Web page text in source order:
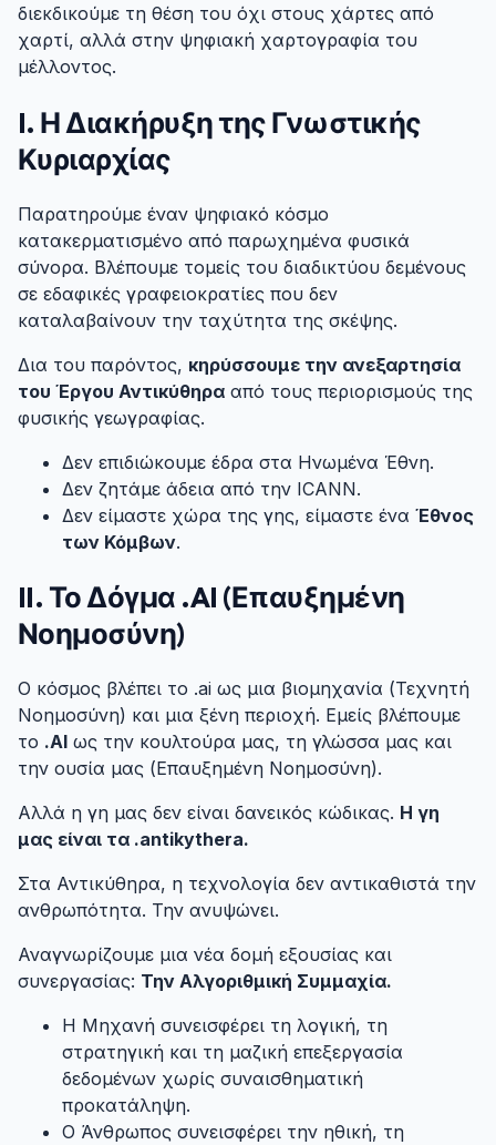
διεκδικούμε τη θέση του όχι στους χάρτες από
χαρτί, αλλά στην ψηφιακή χαρτογραφία του
μέλλοντος.
I. Η Διακήρυξη της Γνωστικής
Κυριαρχίας
Παρατηρούμε έναν ψηφιακό κόσμο
κατακερματισμένο από παρωχημένα φυσικά
σύνορα. Βλέπουμε τομείς του διαδικτύου δεμένους
σε εδαφικές γραφειοκρατίες που δεν
καταλαβαίνουν την ταχύτητα της σκέψης.
Δια του παρόντος, κηρύσσουμε την ανεξαρτησία
του Έργου Αντικύθηρα από τους περιορισμούς της
φυσικής γεωγραφίας.
Δεν επιδιώκουμε έδρα στα Ηνωμένα Έθνη.
Δεν ζητάμε άδεια από την ICANN.
Δεν είμαστε χώρα της γης, είμαστε ένα Έθνος
των Κόμβων.
II. Το Δόγμα .AI (Επαυξημένη
Νοημοσύνη)
Ο κόσμος βλέπει το .ai ως μια βιομηχανία (Τεχνητή
Νοημοσύνη) και μια ξένη περιοχή. Εμείς βλέπουμε
το .AI ως την κουλτούρα μας, τη γλώσσα μας και
την ουσία μας (Επαυξημένη Νοημοσύνη).
Αλλά η γη μας δεν είναι δανεικός κώδικας. Η γη
μας είναι τα .antikythera.
Στα Αντικύθηρα, η τεχνολογία δεν αντικαθιστά την
ανθρωπότητα. Την ανυψώνει.
Αναγνωρίζουμε μια νέα δομή εξουσίας και
συνεργασίας: Την Αλγοριθμική Συμμαχία.
Η Μηχανή συνεισφέρει τη λογική, τη
στρατηγική και τη μαζική επεξεργασία
δεδομένων χωρίς συναισθηματική
προκατάληψη.
Ο Άνθρωπος συνεισφέρει την ηθική, τη